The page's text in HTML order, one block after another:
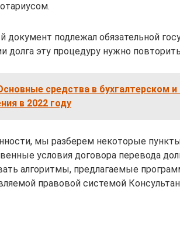
документ подлежал обязательной
долга эту процедуру нужно
средства в бухгалтерском
в 2022 году
мы разберем некоторые
условия договора перевода
алгоритмы, предлагаемые
правовой системой